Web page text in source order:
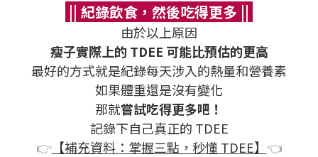
|| 紀錄飲食，然後吃得更多 ||
由於以上原因
瘦子實際上的 TDEE 可能比預估的更高
最好的方式就是紀錄每天涉入的熱量和營養素
如果體重還是沒有變化
那就嘗試吃得更多吧！
記錄下自己真正的 TDEE
👉【補充資料：掌握三點，秒懂 TDEE】 👈